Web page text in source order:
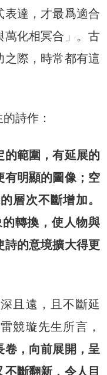
表達，才最爲適合
萬化相冥合」。古
際，時常都有這
詩作：
的範圍，有延展的
有明顯的圖像；空
層次不斷增加。
轉換，使人物與
詩的意境擴大得更
且遠，且不斷延
競璇先生所言，
卷，向前展開，呈
斷翻新，令人目